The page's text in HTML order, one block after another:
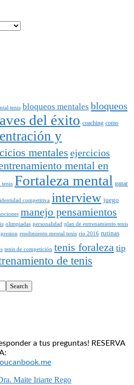
tenis bloqueos mentales bloqueos
del éxito coaching como
y
mentales ejercicios
mental en
tenis Fortaleza mental ganar
identidad competitiva interview juego
manejo pensamientos
olimpiadas personalidad plan de entrenamiento tenis
rendimiento mental tenis rio 2016 rutinas
tenis de competición tenis foraleza tip
de tenis
Search
a tus preguntas! RESERVA